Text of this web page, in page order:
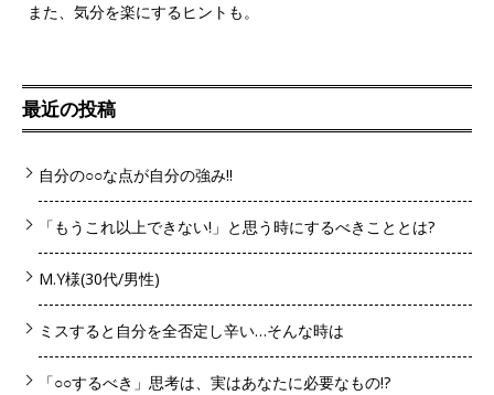
また、気分を楽にするヒントも。
最近の投稿
自分の○○な点が自分の強み!!
「もうこれ以上できない!」と思う時にするべきこととは?
M.Y様(30代/男性)
ミスすると自分を全否定し辛い…そんな時は
「○○するべき」思考は、実はあなたに必要なもの!?